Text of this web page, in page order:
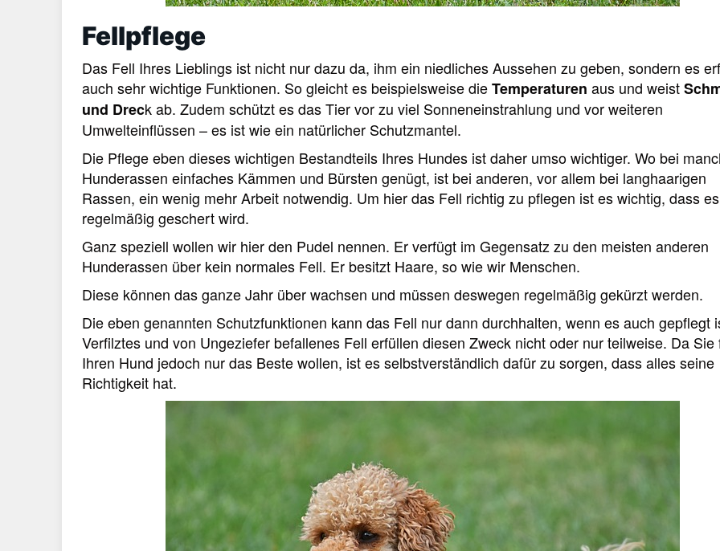
Fellpflege
Das Fell Ihres Lieblings ist nicht nur dazu da, ihm ein niedliches Aussehen zu geben, sondern es
auch sehr wichtige Funktionen. So gleicht es beispielsweise dieTemperaturen aus und weist
und Dreck ab. Zudem schützt es das Tier vor zu viel Sonneneinstrahlung und vor weiteren
Umwelteinflüssen – es ist wie ein natürlicher Schutzmantel.
Die Pflege eben dieses wichtigen Bestandteils Ihres Hundes ist daher umso wichtiger. Wo bei
Hunderassen einfaches Kämmen und Bürsten genügt, ist bei anderen, vor allem bei langhaarigen
Rassen, ein wenig mehr Arbeit notwendig. Um hier das Fell richtig zu pflegen ist es wichtig, dass es
regelmäßig geschert wird.
Ganz speziell wollen wir hier den Pudel nennen. Er verfügt im Gegensatz zu den meisten anderen
Hunderassen über kein normales Fell. Er besitzt Haare, so wie wir Menschen.
Diese können das ganze Jahr über wachsen und müssen deswegen regelmäßig gekürzt werden.
Die eben genannten Schutzfunktionen kann das Fell nur dann durchhalten, wenn es auch gepflegt
Verfilztes und von Ungeziefer befallenes Fell erfüllen diesen Zweck nicht oder nur teilweise. Da Sie
Ihren Hund jedoch nur das Beste wollen, ist es selbstverständlich dafür zu sorgen, dass alles seine
Richtigkeit hat.